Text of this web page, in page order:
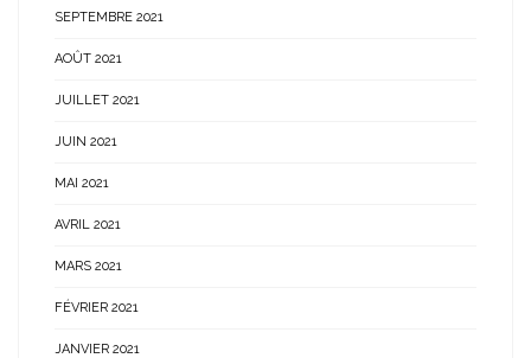
SEPTEMBRE 2021
AOÛT 2021
JUILLET 2021
JUIN 2021
MAI 2021
AVRIL 2021
MARS 2021
FÉVRIER 2021
JANVIER 2021